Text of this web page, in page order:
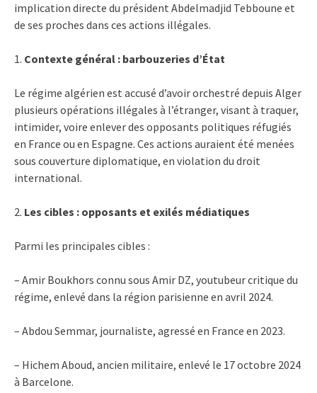
implication directe du président Abdelmadjid Tebboune et
de ses proches dans ces actions illégales.
1. Contexte général : barbouzeries d’État
Le régime algérien est accusé d’avoir orchestré depuis Alger
plusieurs opérations illégales à l’étranger, visant à traquer,
intimider, voire enlever des opposants politiques réfugiés
en France ou en Espagne. Ces actions auraient été menées
sous couverture diplomatique, en violation du droit
international.
2. Les cibles : opposants et exilés médiatiques
Parmi les principales cibles :
– Amir Boukhors connu sous Amir DZ, youtubeur critique du
régime, enlevé dans la région parisienne en avril 2024.
– Abdou Semmar, journaliste, agressé en France en 2023.
– Hichem Aboud, ancien militaire, enlevé le 17 octobre 2024
à Barcelone.